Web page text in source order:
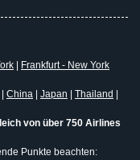
Frankfurt - New York
China Japan Thailand
von über 750 Airlines
Punkte beachten: